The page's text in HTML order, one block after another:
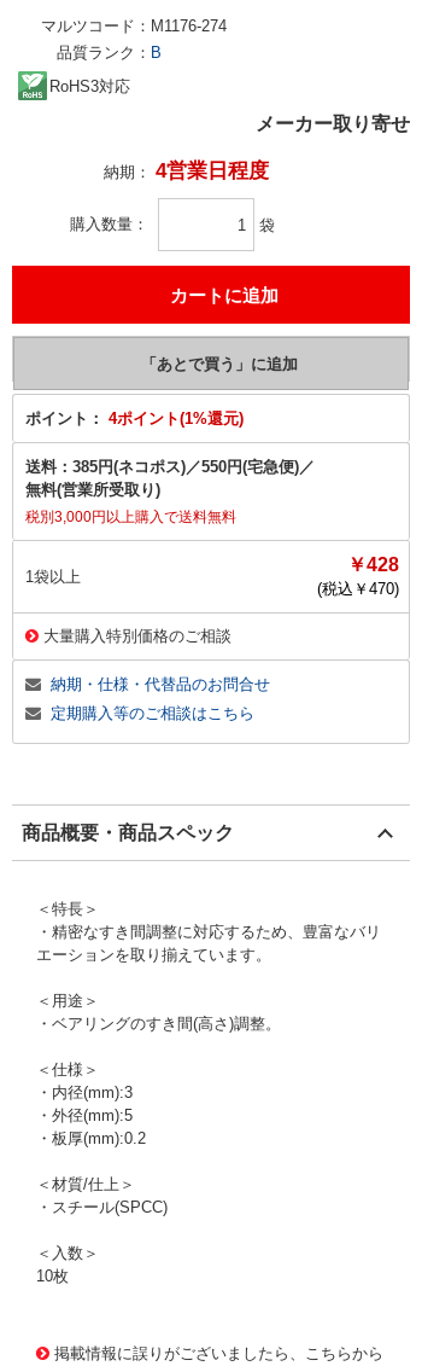
マルツコード： M1176-274
品質ランク： B
RoHS3対応
メーカー取り寄せ
納期： 4営業日程度
購入数量 袋
ポイント： 4ポイント(1%還元)
送料： 385円(ネコポス)／550円(宅急便)／
無料(営業所受取り)
税別3,000円以上購入で送料無料
1袋以上
￥428
(税込￥ 470)
大量購入特別価格のご相談
納期・仕様・代替品のお問合せ
定期購入等のご相談はこちら
商品概要・商品スペック
＜特長＞
・精密なすき間調整に対応するため、豊富なバリ
エーションを取り揃えています。
＜用途＞
・ベアリングのすき間(高さ)調整。
＜仕様＞
・内径(mm):3
・外径(mm):5
・板厚(mm):0.2
＜材質/仕上＞
・スチール(SPCC)
＜入数＞
10枚
掲載情報に誤りがございましたら、こちらから